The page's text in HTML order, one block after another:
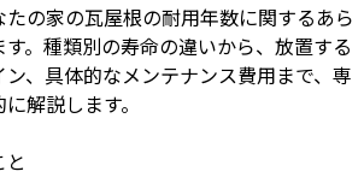
の家の瓦屋根の耐用年数に関するあら
。種類別の寿命の違いから、放置する
、具体的なメンテナンス費用まで、専
解説します。